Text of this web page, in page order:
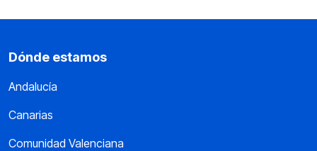
Dónde estamos
Andalucía
Canarias
Comunidad Valenciana